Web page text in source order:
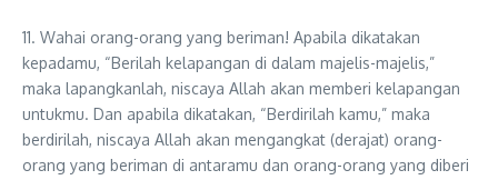
11. Wahai orang-orang yang beriman! Apabila dikatakan
kepadamu, “Berilah kelapangan di dalam majelis-majelis,”
maka lapangkanlah, niscaya Allah akan memberi kelapangan
untukmu. Dan apabila dikatakan, “Berdirilah kamu,” maka
berdirilah, niscaya Allah akan mengangkat (derajat) orang-
orang yang beriman di antaramu dan orang-orang yang diberi